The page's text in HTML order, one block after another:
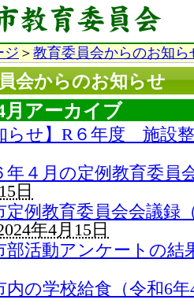
ジ ＞ 教育委員会からのお知ら
会からのお知らせ
月アーカイブ
らせ】R６年度 施設
年４月の定例教育委員
日
定例教育委員会会議録
年4月15日
部活動アンケートの結
内の学校給食（令和6年